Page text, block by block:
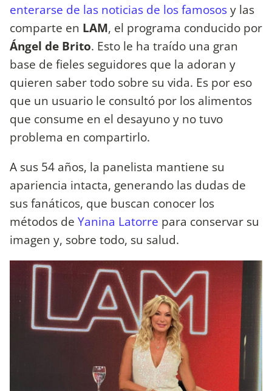
enterarse de las noticias de los famososy las
comparte en LAM, el programa conducido por
Ángel de Brito. Esto le ha traído una gran
base de fieles seguidores que la adoran y
quieren saber todo sobre su vida. Es por eso
que un usuario le consultó por los alimentos
que consume en el desayuno y no tuvo
problema en compartirlo.
A sus 54 años, la panelista mantiene su
apariencia intacta, generando las dudas de
sus fanáticos, que buscan conocer los
métodos de Yanina Latorre para conservar su
imagen y, sobre todo, su salud.